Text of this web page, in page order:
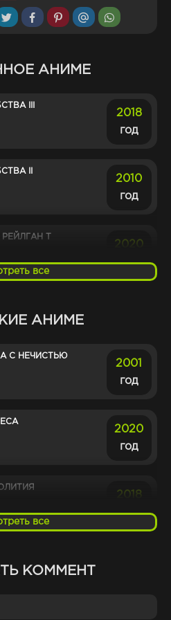
АНИМЕ
III
2018
год
II
2010
год
T
2020
год
2009
2008
все
АНИМЕ
С НЕЧИСТЬЮ
2001
год
2020
год
2018
год
МАГИЯ
все
КОММЕНТ